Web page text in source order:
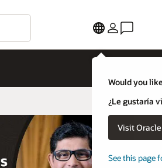
Would you
¿Le gustaría
Visit
See this page